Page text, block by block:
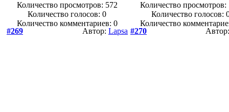
Количество просмотров: 572
Количество голосов:0
Количество комментариев: 0
Количество просмотров:
Количество голосов:
Количество
#269
Автор: Lapsa #270